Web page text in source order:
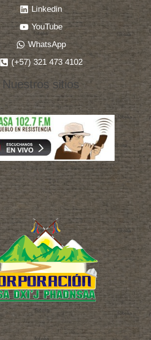
Linkedin
YouTube
WhatsApp
(+57) 321 473 4102
Nuestros sitios